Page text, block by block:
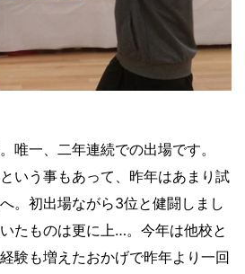
唯一、二年連続での出場です。
いう事もあって、昨年はあまり試
。初出場ながら3位と健闘しまし
たものは更に上…。今年は他校と
験も増えたおかげで昨年より一回